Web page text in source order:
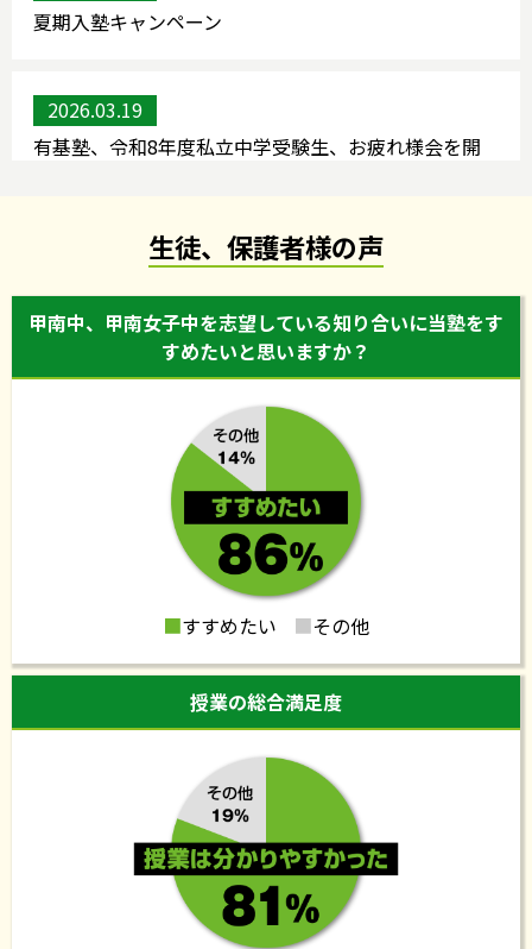
夏期入塾キャンペーン
2026.03.19
有基塾、令和8年度私立中学受験生、お疲れ様会を開
甲南中学b入試エントリー 日本語検定4級対策集中講
座
甲南高校合格発表、6名全員合格!6年連続合格率100%
令和8年度甲南小学校編入試験合格発表
有基塾 春の入塾キャンペーン
有基塾 2026年度 甲南中学・甲南女子中学受験クラ
ス 2026年2月2日(月)授業開始
生徒、保護者様の声
甲南中、甲南女子中を志望している知り合いに当塾をす
すめたいと思いますか？
■すすめたい ■その他
授業の総合満足度